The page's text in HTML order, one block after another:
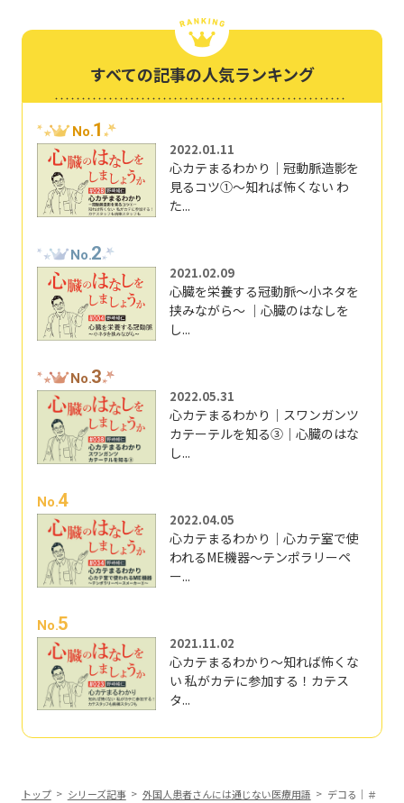
すべての記事の人気ランキング
No.1
2022.01.11
心カテまるわかり｜冠動脈造影を
見るコツ①～知れば怖くない わ
た...
No.2
2021.02.09
心臓を栄養する冠動脈～小ネタを
挟みながら～ ｜心臓のはなしを
し...
No.3
2022.05.31
心カテまるわかり｜スワンガンツ
カテーテルを知る③｜心臓のはな
し...
No.4
2022.04.05
心カテまるわかり｜心カテ室で使
われるME機器～テンポラリーペ
ー...
No.5
2021.11.02
心カテまるわかり～知れば怖くな
い 私がカテに参加する！カテス
タ...
トップ シリーズ記事 外国人患者さんには通じない医療用語
デコる｜＃